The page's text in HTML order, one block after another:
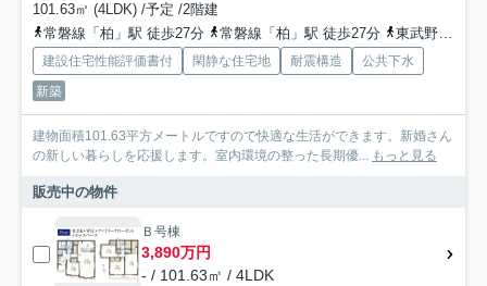
101.63㎡ (4LDK) /予定 /2階建
常磐線「柏」駅 徒歩27分
常磐線「柏」駅 徒歩27分 東武野田線「新柏」駅 徒歩35分
建設住宅性能評価書付 閑静な住宅地 耐震構造
公共下水
新築
建物面積101.63平方メートルですので快適な生活ができます。新婚さん
の新しい暮らしを応援します。室内環境の整った長期優... もっと見る
販売中の物件
Ｂ号棟
3,890万円
- / 101.63㎡ / 4LDK